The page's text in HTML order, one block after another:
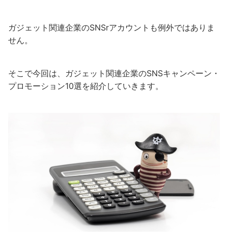
ガジェット関連企業のSNSrアカウントも例外ではありま
せん。
そこで今回は、ガジェット関連企業のSNSキャンペーン・
プロモーション10選を紹介していきます。